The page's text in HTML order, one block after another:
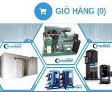
GIỎ HÀNG (0)